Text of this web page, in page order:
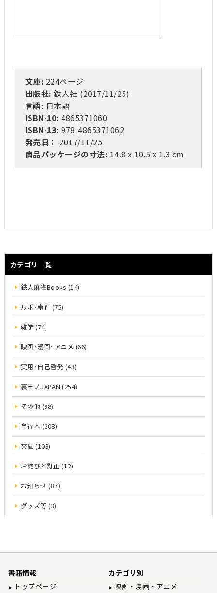
文庫: 224ページ
出版社: 鉄人社 (2017/11/25)
言語: 日本語
ISBN-10: 4865371060
ISBN-13: 978-4865371062
発売日： 2017/11/25
商品パッケージの寸法: 14.8 x 10.5 x 1.3 cm
カテゴリ一覧
鉄人麻雀Books (14)
ルポ･事件 (75)
雑学 (74)
映画･漫画･アニメ (66)
実用･自己啓発 (43)
裏モノJAPAN (254)
その他 (98)
単行本 (208)
文庫 (108)
お詫びと訂正 (12)
お知らせ (87)
グッズ等 (3)
書籍情報
トップページ
カテゴリ別
映画・漫画・アニメ